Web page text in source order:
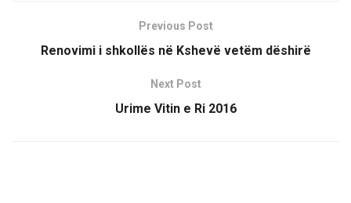
Previous Post
Renovimi i shkollës në Kshevë vetëm dëshirë
Next Post
Urime Vitin e Ri 2016